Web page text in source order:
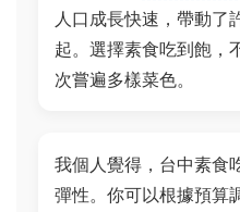
人口成長快速，帶動了
起。選擇素食吃到飽，
次嘗遍多樣菜色。
我個人覺得，台中素食
彈性。你可以根據預算